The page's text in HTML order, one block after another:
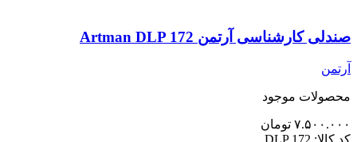
صندلی کارشناسی آرتمن Artman DLP 172
آرتمن
محصولات موجود
۷.۵۰۰.۰۰۰ تومان
کد کالا: DLP 172